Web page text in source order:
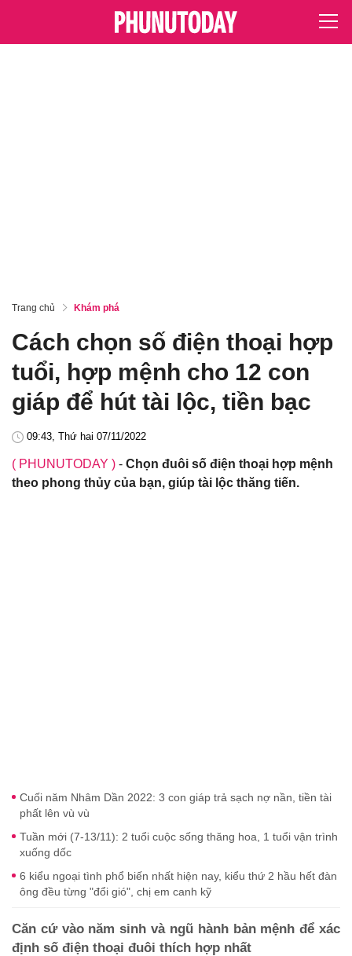
Trang chủ Khám phá
Cách chọn số điện thoại hợp
tuổi, hợp mệnh cho 12 con
giáp để hút tài lộc, tiền bạc
09:43, Thứ hai 07/11/2022
( PHUNUTODAY ) - Chọn đuôi số điện thoại hợp mệnh
theo phong thủy của bạn, giúp tài lộc thăng tiến.
Cuối năm Nhâm Dần 2022: 3 con giáp trả sạch nợ nần, tiền tài
phất lên vù vù
Tuần mới (7-13/11): 2 tuổi cuộc sống thăng hoa, 1 tuổi vận trình
xuống dốc
6 kiểu ngoại tình phổ biến nhất hiện nay, kiểu thứ 2 hầu hết đàn
ông đều từng "đổi gió", chị em canh kỹ
Căn cứ vào năm sinh và ngũ hành bản mệnh để xác
định số điện thoại đuôi thích hợp nhất